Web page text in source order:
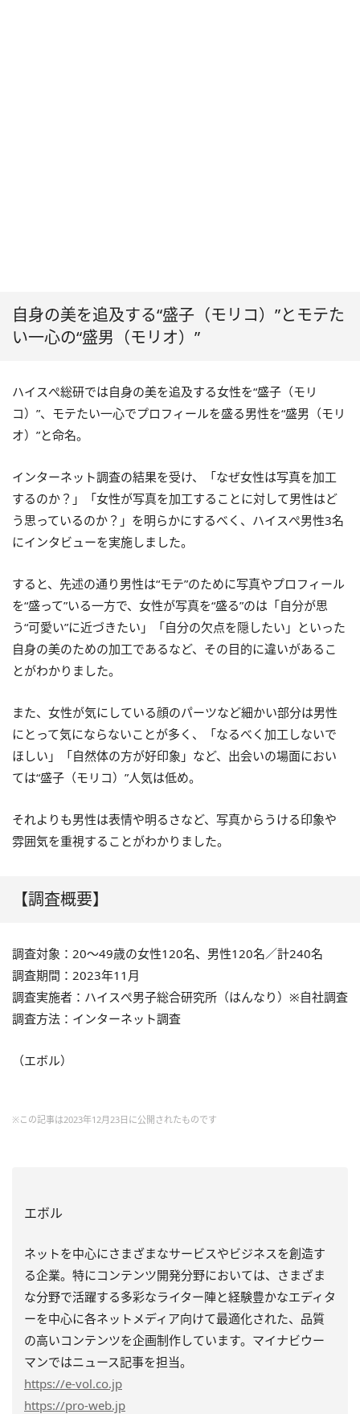
自身の美を追及する“盛子（モリコ）”とモテた
い一心の“盛男（モリオ）”
ハイスぺ総研では自身の美を追及する女性を“盛子（モリ
コ）”、モテたい一心でプロフィールを盛る男性を“盛男（モリ
オ）”と命名。
インターネット調査の結果を受け、「なぜ女性は写真を加工
するのか？」「女性が写真を加工することに対して男性はど
う思っているのか？」を明らかにするべく、ハイスぺ男性3名
にインタビューを実施しました。
すると、先述の通り男性は“モテ”のために写真やプロフィール
を“盛って”いる一方で、女性が写真を“盛る”のは「自分が思
う“可愛い”に近づきたい」「自分の欠点を隠したい」といった
自身の美のための加工であるなど、その目的に違いがあるこ
とがわかりました。
また、女性が気にしている顔のパーツなど細かい部分は男性
にとって気にならないことが多く、「なるべく加工しないで
ほしい」「自然体の方が好印象」など、出会いの場面におい
ては“盛子（モリコ）”人気は低め。
それよりも男性は表情や明るさなど、写真からうける印象や
雰囲気を重視することがわかりました。
【調査概要】
調査対象：20〜49歳の女性120名、男性120名／計240名
調査期間：2023年11月
調査実施者：ハイスぺ男子総合研究所（はんなり）※自社調査
調査方法：インターネット調査
（エボル）
※この記事は2023年12月23日に公開されたものです
エボル
ネットを中心にさまざまなサービスやビジネスを創造す
る企業。特にコンテンツ開発分野においては、さまざま
な分野で活躍する多彩なライター陣と経験豊かなエディタ
ーを中心に各ネットメディア向けて最適化された、品質
の高いコンテンツを企画制作しています。マイナビウー
マンではニュース記事を担当。
https://e-vol.co.jp
https://pro-web.jp